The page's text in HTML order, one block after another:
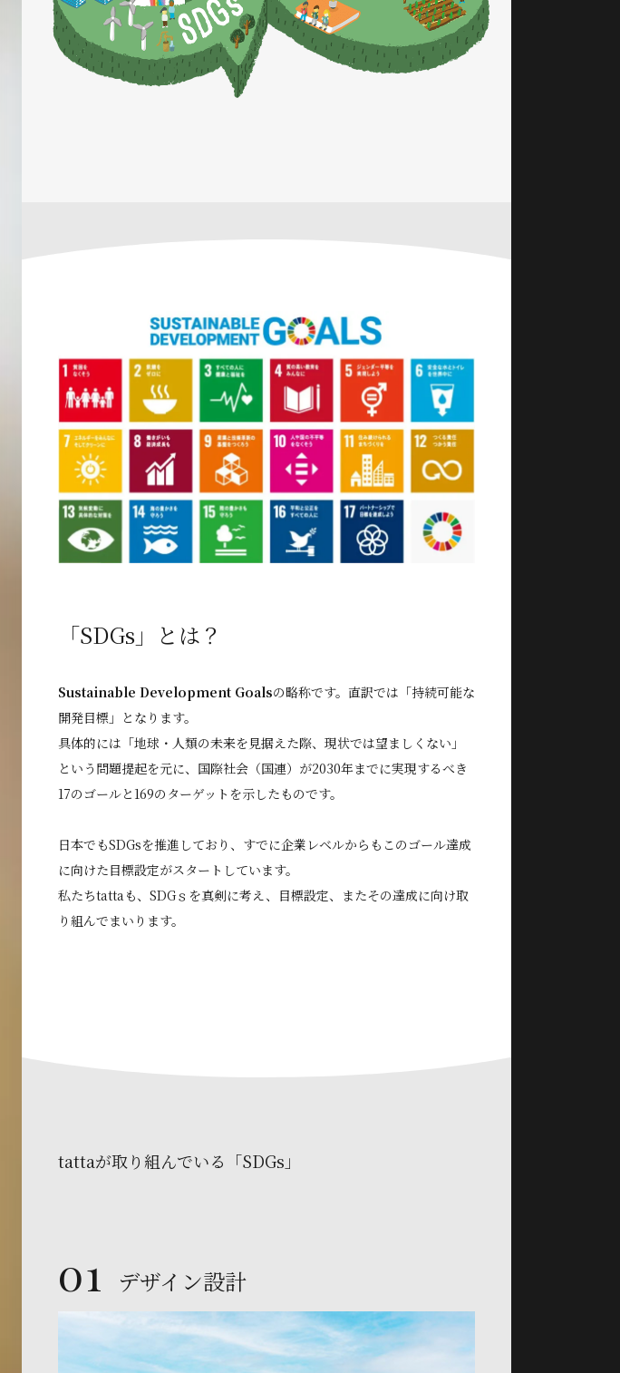
「SDGs」とは？
Sustainable Development Goalsの略称です。直訳では「持続可能な
開発目標」となります。
具体的には「地球・人類の未来を見据えた際、現状では望ましくない」
という問題提起を元に、国際社会（国連）が2030年までに実現するべき
17のゴールと169のターゲットを示したものです。
日本でもSDGsを推進しており、すでに企業レベルからもこのゴール達成
に向けた目標設定がスタートしています。
私たちtattaも、SDGｓを真剣に考え、目標設定、またその達成に向け取
り組んでまいります。
tattaが取り組んでいる「SDGs」
01 デザイン設計